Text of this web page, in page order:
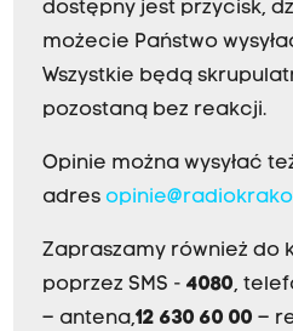
dostępny jest przycisk,
możecie Państwo
Wszystkie będą
pozostaną bez reakcji.
Opinie można wysyłać
adres
Zapraszamy również do
poprzez SMS - 4080,
– antena,12 630 60 00 –